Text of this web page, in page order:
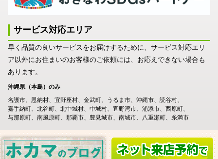
サービス対応エリア
早く品質の良いサービスをお届けするために、サービス対応エリ
ア以外にお住まいのお客様のご依頼には、お応えできない場合も
あります。
沖縄県（本島）のみ
名護市
恩納村 宜野座村 金武町 うるま市 沖縄市
読谷村
嘉手納町
北谷町 北中城村 中城村 宜野湾市 浦添市
西原町
与那原町
南風原町 那覇市 豊見城市 南城市 八重瀬町 糸満市